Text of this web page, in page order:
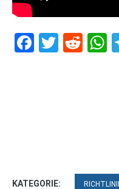
Facebook
Twitter
KATEGORIE: